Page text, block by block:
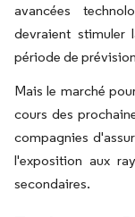
avancées
devraient stimuler
période de
Mais le marché
cours des
compagnies
l'exposition aux
secondaires.